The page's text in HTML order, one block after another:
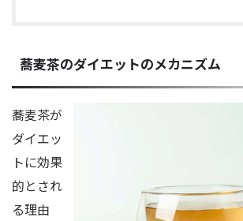
蕎麦茶のダイエットのメカニズム
蕎麦茶が
ダイエッ
トに効果
的とされ
る理由